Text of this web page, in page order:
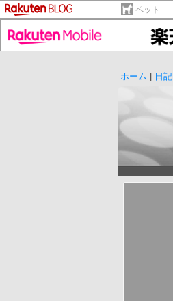
ペット
ホーム
日記